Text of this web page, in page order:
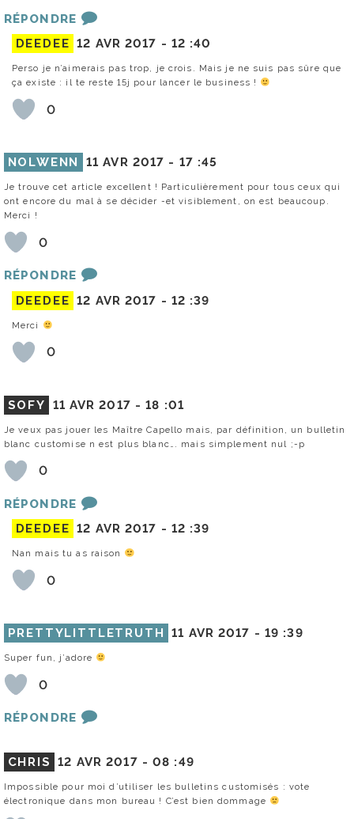
RÉPONDRE
DEEDEE 12 AVR 2017 - 12 :40
Perso je n’aimerais pas trop, je crois. Mais je ne suis pas sûre que
ça existe : il te reste 15j pour lancer le business !
0
NOLWENN 11 AVR 2017 - 17 :45
Je trouve cet article excellent ! Particulièrement pour tous ceux qui
ont encore du mal à se décider -et visiblement, on est beaucoup.
Merci !
0
RÉPONDRE
DEEDEE 12 AVR 2017 - 12 :39
Merci
0
SOFY 11 AVR 2017 -18 :01
Je veux pas jouer les Maître Capello mais, par définition, un bulletin
blanc customise n est plus blanc…. mais simplement nul ;-p
0
RÉPONDRE
DEEDEE 12 AVR 2017 - 12 :39
Nan mais tu as raison
0
PRETTYLITTLETRUTH 11 AVR 2017 - 19 :39
Super fun, j’adore
0
RÉPONDRE
CHRIS 12 AVR 2017 -08 :49
Impossible pour moi d’utiliser les bulletins customisés : vote
électronique dans mon bureau ! C’est bien dommage